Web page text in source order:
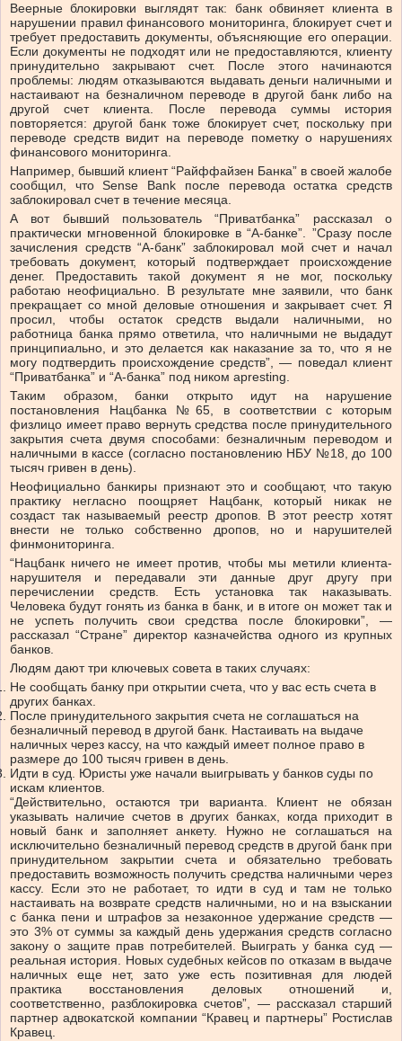
Веерные блокировки выглядят так: банк обвиняет клиента в
нарушении правил финансового мониторинга, блокирует счет и
требует предоставить документы, объясняющие его операции.
Если документы не подходят или не предоставляются, клиенту
принудительно закрывают счет. После этого начинаются
проблемы: людям отказываются выдавать деньги наличными и
настаивают на безналичном переводе в другой банк либо на
другой счет клиента. После перевода суммы история
повторяется: другой банк тоже блокирует счет, поскольку при
переводе средств видит на переводе пометку о нарушениях
финансового мониторинга.
Например, бывший клиент “Райффайзен Банка” в своей жалобе
сообщил, что Sense Bank после перевода остатка средств
заблокировал счет в течение месяца.
А вот бывший пользователь “Приватбанка” рассказал о
практически мгновенной блокировке в “А-банке”. ”Сразу после
зачисления средств “А-банк” заблокировал мой счет и начал
требовать документ, который подтверждает происхождение
денег. Предоставить такой документ я не мог, поскольку
работаю неофициально. В результате мне заявили, что банк
прекращает со мной деловые отношения и закрывает счет. Я
просил, чтобы остаток средств выдали наличными, но
работница банка прямо ответила, что наличными не выдадут
принципиально, и это делается как наказание за то, что я не
могу подтвердить происхождение средств”, — поведал клиент
“Приватбанка” и “А-банка” под ником apresting.
Таким образом, банки открыто идут на нарушение
постановления Нацбанка №65, в соответствии с которым
физлицо имеет право вернуть средства после принудительного
закрытия счета двумя способами: безналичным переводом и
наличными в кассе (согласно постановлению НБУ №18, до 100
тысяч гривен в день).
Неофициально банкиры признают это и сообщают, что такую
практику негласно поощряет Нацбанк, который никак не
создаст так называемый реестр дропов. В этот реестр хотят
внести не только собственно дропов, но и нарушителей
финмониторинга.
“Нацбанк ничего не имеет против, чтобы мы метили клиента-
нарушителя и передавали эти данные друг другу при
перечислении средств. Есть установка так наказывать.
Человека будут гонять из банка в банк, и в итоге он может так и
не успеть получить свои средства после блокировки”, —
рассказал “Стране” директор казначейства одного из крупных
банков.
Людям дают три ключевых совета в таких случаях:
Не сообщать банку при открытии счета, что у вас есть счета в
других банках.
После принудительного закрытия счета не соглашаться на
безналичный перевод в другой банк. Настаивать на выдаче
наличных через кассу, на что каждый имеет полное право в
размере до 100 тысяч гривен в день.
Идти в суд. Юристы уже начали выигрывать у банков суды по
искам клиентов.
“Действительно, остаются три варианта. Клиент не обязан
указывать наличие счетов в других банках, когда приходит в
новый банк и заполняет анкету. Нужно не соглашаться на
исключительно безналичный перевод средств в другой банк при
принудительном закрытии счета и обязательно требовать
предоставить возможность получить средства наличными через
кассу. Если это не работает, то идти в суд и там не только
настаивать на возврате средств наличными, но и на взыскании
с банка пени и штрафов за незаконное удержание средств —
это 3% от суммы за каждый день удержания средств согласно
закону о защите прав потребителей. Выиграть у банка суд —
реальная история. Новых судебных кейсов по отказам в выдаче
наличных еще нет, зато уже есть позитивная для людей
практика восстановления деловых отношений и,
соответственно, разблокировка счетов”, — рассказал старший
партнер адвокатской компании “Кравец и партнеры” Ростислав
Кравец.